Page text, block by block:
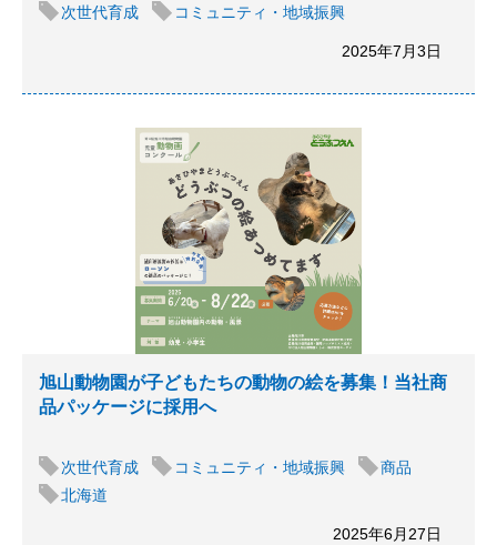
次世代育成 コミュニティ・地域振興
2025年7月3日
旭山動物園が子どもたちの動物の絵を募集！当社商
品パッケージに採用へ
次世代育成 コミュニティ・地域振興
商品
北海道
2025年6月27日